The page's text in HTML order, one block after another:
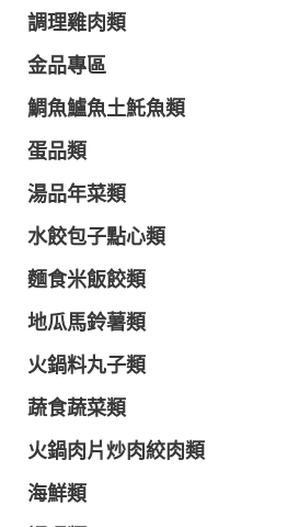
調理雞肉類
金品專區
鯛魚鱸魚土魠魚類
蛋品類
湯品年菜類
水餃包子點心類
麵食米飯餃類
地瓜馬鈴薯類
火鍋料丸子類
蔬食蔬菜類
火鍋肉片炒肉絞肉類
海鮮類